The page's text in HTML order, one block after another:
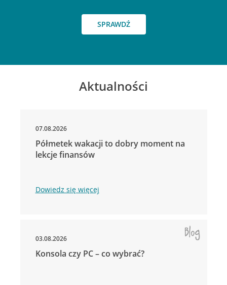
SPRAWDŹ
Aktualności
07.08.2026
Półmetek wakacji to dobry moment na
lekcje finansów
Dowiedz się więcej
03.08.2026
Konsola czy PC – co wybrać?